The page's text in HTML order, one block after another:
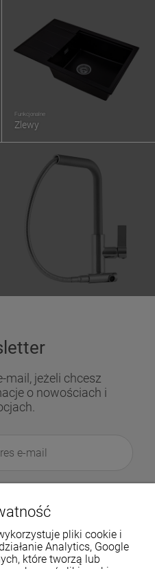
Funkcjonalne
Zlewy
mail, jeżeli chcesz
o nowościach i
pliki cookie i
Analytics, Google
które tworzą lub